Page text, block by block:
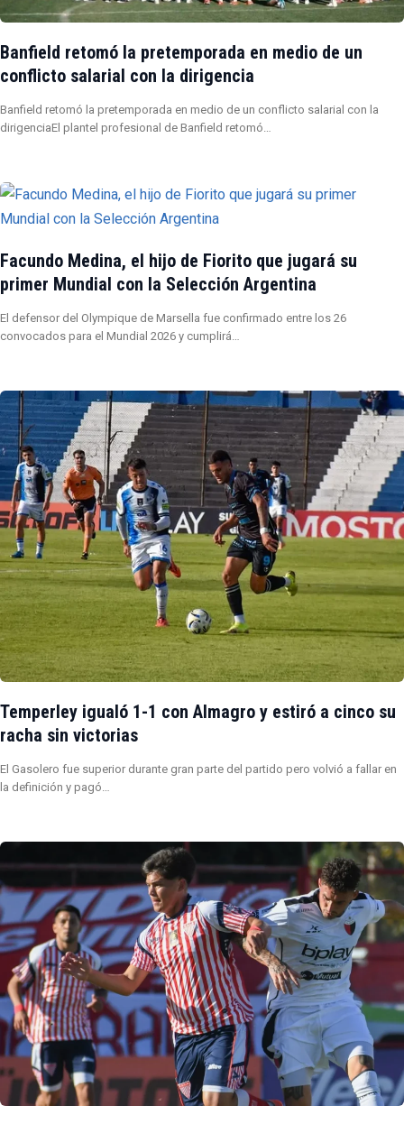
Banfield retomó la pretemporada en medio de un
conflicto salarial con la dirigencia
Banfield retomó la pretemporada en medio de un conflicto salarial con la
dirigenciaEl plantel profesional de Banfield retomó…
Facundo Medina, el hijo de Fiorito que jugará su
primer Mundial con la Selección Argentina
El defensor del Olympique de Marsella fue confirmado entre los 26
convocados para el Mundial 2026 y cumplirá…
Temperley igualó 1-1 con Almagro y estiró a cinco su
racha sin victorias
El Gasolero fue superior durante gran parte del partido pero volvió a fallar en
la definición y pagó…